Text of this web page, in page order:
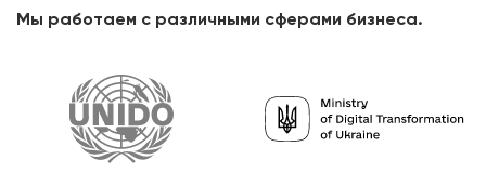
Мы работаем с различными сферами бизнеса.